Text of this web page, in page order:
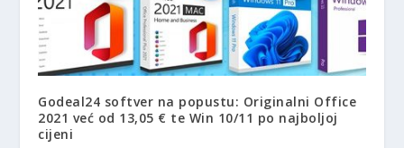
Godeal24 softver na popustu: Originalni Office
2021 već od 13,05 € te Win 10/11 po najboljoj
cijeni